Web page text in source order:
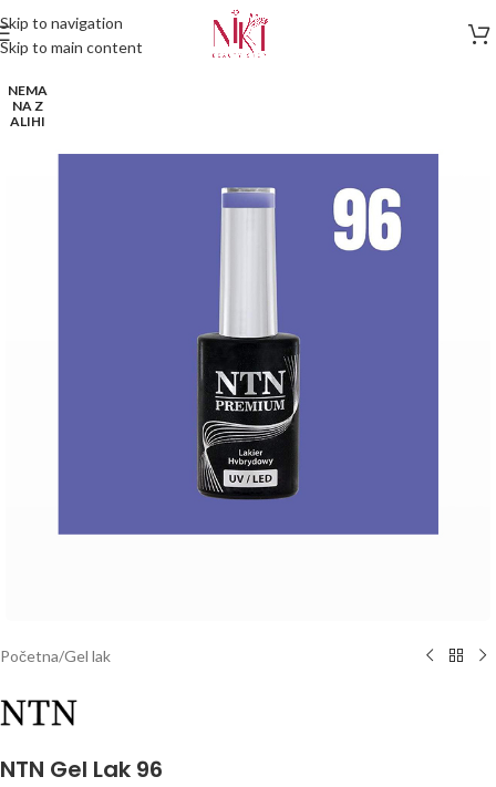
Skip to navigation
Skip to main content
NEMA
NA Z
ALIHI
Početna/Gel lak
NTN Gel Lak 96